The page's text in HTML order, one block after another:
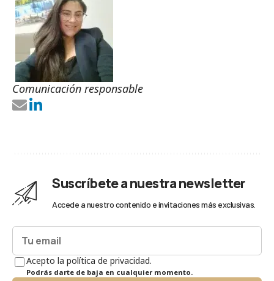
Comunicación responsable
Suscríbete a nuestra newsletter
Accede a nuestro contenido e invitaciones más exclusivas.
Acepto la política de privacidad.
Podrás darte de baja en cualquier momento.